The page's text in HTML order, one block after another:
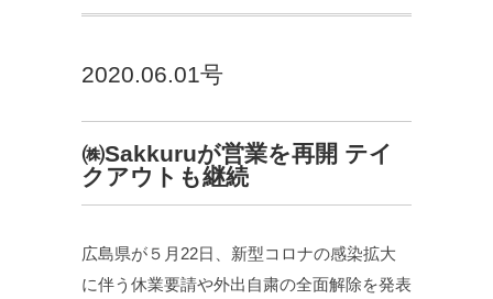
2020.06.01号
㈱Sakkuruが営業を再開 テイ
クアウトも継続
広島県が５月22日、新型コロナの感染拡大
に伴う休業要請や外出自粛の全面解除を発表